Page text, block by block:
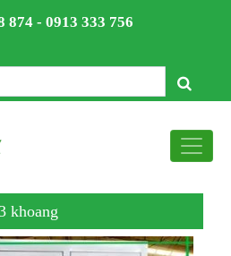
874 - 0913 333 756
khoang